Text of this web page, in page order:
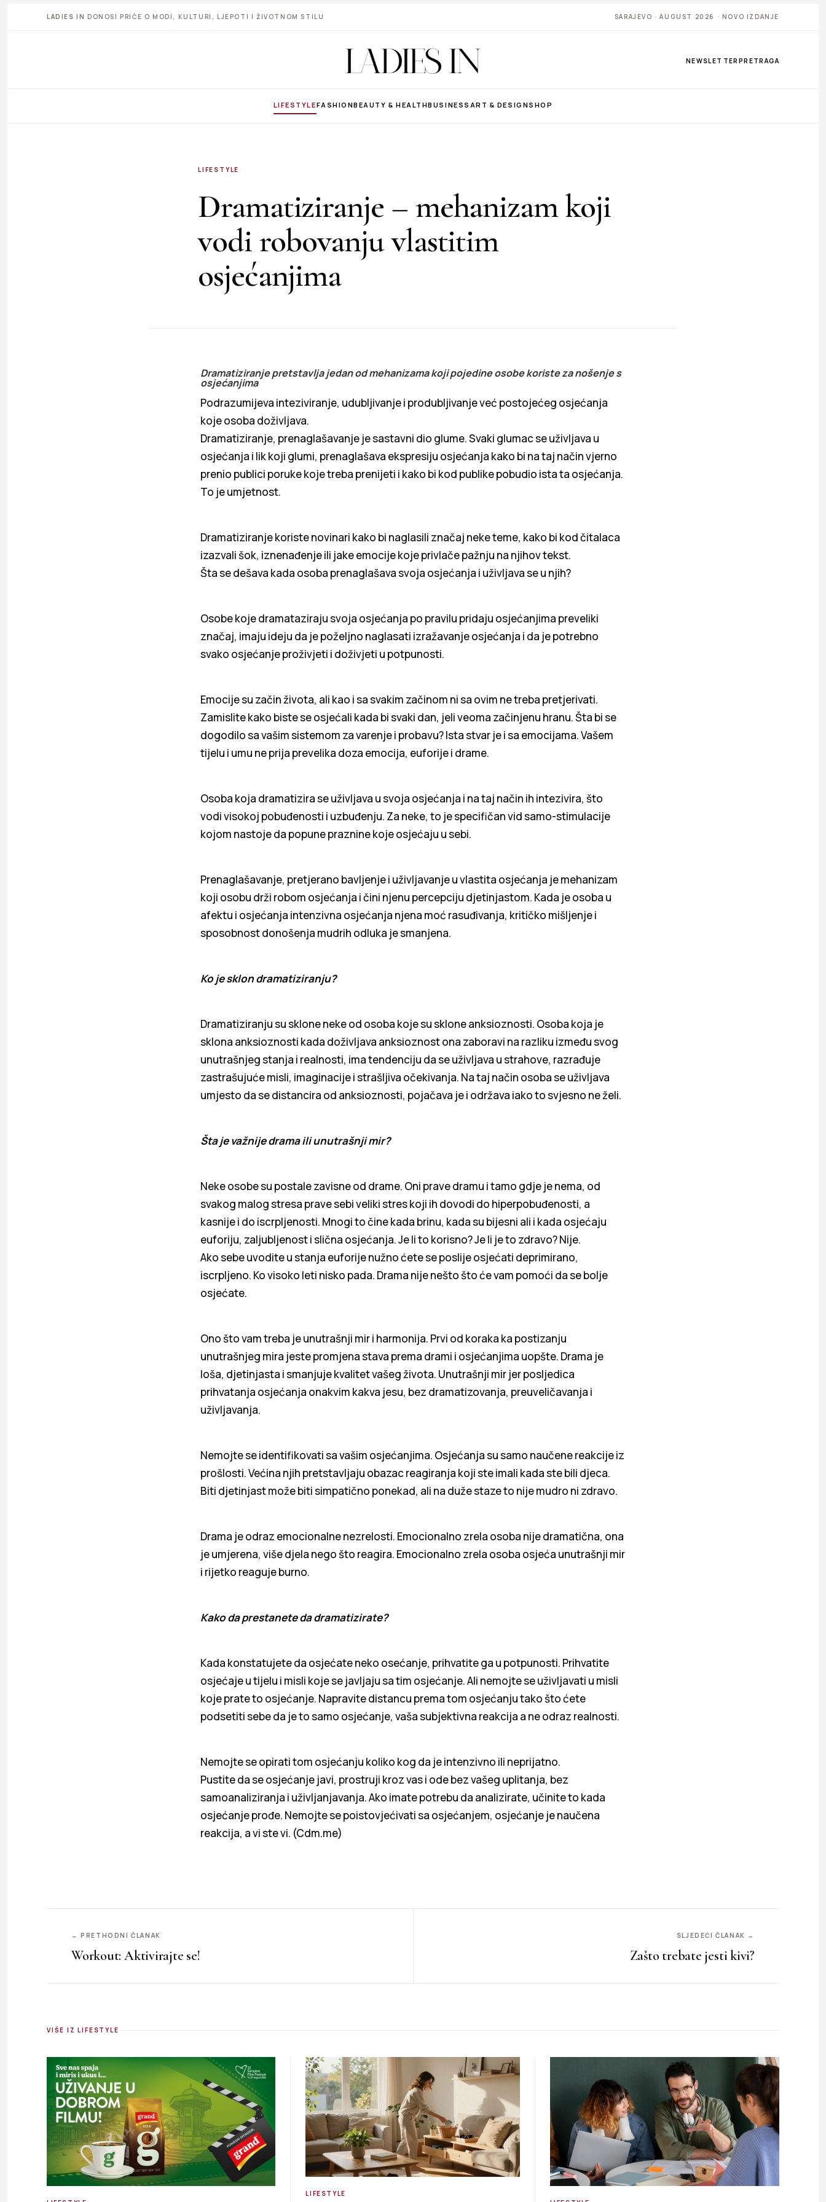
LADIES IN DONOSI PRIČE O MODI, KULTURI, LJEPOTI I ŽIVOTNOM STILU SARAJEVO · AUGUST 2026 · NOVO IZDANJE
NEWSLETTER PRETRAGA
LIFESTYLEFASHIONBEAUTY & HEALTHBUSINESS ART & DESIGNSHOP
LIFESTYLE
Dramatiziranje – mehanizam koji
vodi robovanju vlastitim
osjećanjima
Dramatiziranje pretstavlja jedan od mehanizama koji pojedine osobe koriste za nošenje s
osjećanjima
Podrazumijeva inteziviranje, udubljivanje i produbljivanje već postojećeg osjećanja
koje osoba doživljava.
Dramatiziranje, prenaglašavanje je sastavni dio glume. Svaki glumac se uživljava u
osjećanja i lik koji glumi, prenaglašava ekspresiju osjećanja kako bi na taj način vjerno
prenio publici poruke koje treba prenijeti i kako bi kod publike pobudio ista ta osjećanja.
To je umjetnost.
Dramatiziranje koriste novinari kako bi naglasili značaj neke teme, kako bi kod čitalaca
izazvali šok, iznenađenje ili jake emocije koje privlače pažnju na njihov tekst.
Šta se dešava kada osoba prenaglašava svoja osjećanja i uživljava se u njih?
Osobe koje dramataziraju svoja osjećanja po pravilu pridaju osjećanjima preveliki
značaj, imaju ideju da je poželjno naglasati izražavanje osjećanja i da je potrebno
svako osjećanje proživjeti i doživjeti u potpunosti.
Emocije su začin života, ali kao i sa svakim začinom ni sa ovim ne treba pretjerivati.
Zamislite kako biste se osjećali kada bi svaki dan, jeli veoma začinjenu hranu. Šta bi se
dogodilo sa vašim sistemom za varenje i probavu? Ista stvar je i sa emocijama. Vašem
tijelu i umu ne prija prevelika doza emocija, euforije i drame.
Osoba koja dramatizira se uživljava u svoja osjećanja i na taj način ih intezivira, što
vodi visokoj pobuđenosti i uzbuđenju. Za neke, to je specifičan vid samo-stimulacije
kojom nastoje da popune praznine koje osjećaju u sebi.
Prenaglašavanje, pretjerano bavljenje i uživljavanje u vlastita osjećanja je mehanizam
koji osobu drži robom osjećanja i čini njenu percepciju djetinjastom. Kada je osoba u
afektu i osjećanja intenzivna osjećanja njena moć rasuđivanja, kritičko mišljenje i
sposobnost donošenja mudrih odluka je smanjena.
Ko je sklon dramatiziranju?
Dramatiziranju su sklone neke od osoba koje su sklone anksioznosti. Osoba koja je
sklona anksioznosti kada doživljava anksioznost ona zaboravi na razliku između svog
unutrašnjeg stanja i realnosti, ima tendenciju da se uživljava u strahove, razrađuje
zastrašujuće misli, imaginacije i strašljiva očekivanja. Na taj način osoba se uživljava
umjesto da se distancira od anksioznosti, pojačava je i održava iako to svjesno ne želi.
Šta je važnije drama ili unutrašnji mir?
Neke osobe su postale zavisne od drame. Oni prave dramu i tamo gdje je nema, od
svakog malog stresa prave sebi veliki stres koji ih dovodi do hiperpobuđenosti, a
kasnije i do iscrpljenosti. Mnogi to čine kada brinu, kada su bijesni ali i kada osjećaju
euforiju, zaljubljenost i slična osjećanja. Je li to korisno? Je li je to zdravo? Nije.
Ako sebe uvodite u stanja euforije nužno ćete se poslije osjećati deprimirano,
iscrpljeno. Ko visoko leti nisko pada. Drama nije nešto što će vam pomoći da se bolje
osjećate.
Ono što vam treba je unutrašnji mir i harmonija. Prvi od koraka ka postizanju
unutrašnjeg mira jeste promjena stava prema drami i osjećanjima uopšte. Drama je
loša, djetinjasta i smanjuje kvalitet vašeg života. Unutrašnji mir jer posljedica
prihvatanja osjećanja onakvim kakva jesu, bez dramatizovanja, preuveličavanja i
uživljavanja.
Nemojte se identifikovati sa vašim osjećanjima. Osjećanja su samo naučene reakcije iz
prošlosti. Većina njih pretstavljaju obazac reagiranja koji ste imali kada ste bili djeca.
Biti djetinjast može biti simpatično ponekad, ali na duže staze to nije mudro ni zdravo.
Drama je odraz emocionalne nezrelosti. Emocionalno zrela osoba nije dramatična, ona
je umjerena, više djela nego što reagira. Emocionalno zrela osoba osjeća unutrašnji mir
i rijetko reaguje burno.
Kako da prestanete da dramatizirate?
Kada konstatujete da osjećate neko osećanje, prihvatite ga u potpunosti. Prihvatite
osjećaje u tijelu i misli koje se javljaju sa tim osjećanje. Ali nemojte se uživljavati u misli
koje prate to osjećanje. Napravite distancu prema tom osjećanju tako što ćete
podsetiti sebe da je to samo osjećanje, vaša subjektivna reakcija a ne odraz realnosti.
Nemojte se opirati tom osjećanju koliko kog da je intenzivno ili neprijatno.
Pustite da se osjećanje javi, prostruji kroz vas i ode bez vašeg uplitanja, bez
samoanaliziranja i uživljanjavanja. Ako imate potrebu da analizirate, učinite to kada
osjećanje prođe. Nemojte se poistovjećivati sa osjećanjem, osjećanje je naučena
reakcija, a vi ste vi. (Cdm.me)
← PRETHODNI ČLANAK
Workout: Aktivirajte se!
SLJEDEĆI ČLANAK →
Zašto trebate jesti kivi?
VIŠE IZ LIFESTYLE
LIFESTYLE